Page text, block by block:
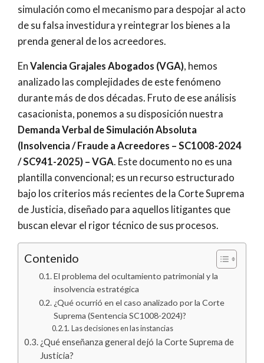
simulación como el mecanismo para despojar al acto
de su falsa investidura y reintegrar los bienes a la
prenda general de los acreedores.
En Valencia Grajales Abogados (VGA), hemos
analizado las complejidades de este fenómeno
durante más de dos décadas. Fruto de ese análisis
casacionista, ponemos a su disposición nuestra
Demanda Verbal de Simulación Absoluta
(Insolvencia / Fraude a Acreedores – SC1008-2024
/ SC941-2025) – VGA. Este documento no es una
plantilla convencional; es un recurso estructurado
bajo los criterios más recientes de la Corte Suprema
de Justicia, diseñado para aquellos litigantes que
buscan elevar el rigor técnico de sus procesos.
Contenido
El problema del ocultamiento patrimonial y la
insolvencia estratégica
¿Qué ocurrió en el caso analizado por la Corte
Suprema (Sentencia SC1008-2024)?
Las decisiones en las instancias
¿Qué enseñanza general dejó la Corte Suprema de
Justicia?